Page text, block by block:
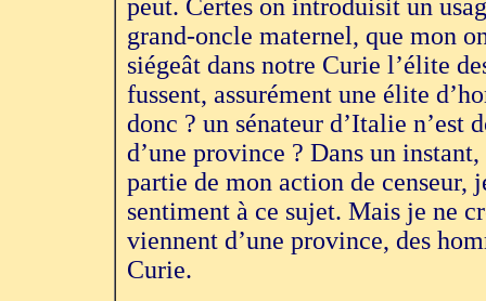
peut. Certes on introduisit un
grand-oncle maternel, que mon
siégeât dans notre Curie l’élite
fussent, assurément une élite
donc ? un sénateur d’Italie n’est
d’une province ? Dans un
partie de mon action de censeur,
sentiment à ce sujet. Mais je ne
viennent d’une province, des
Curie.